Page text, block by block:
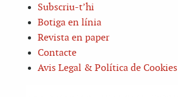
Subscriu-t’hi
Botiga en línia
Revista en paper
Contacte
Avis Legal & Política de Cookies